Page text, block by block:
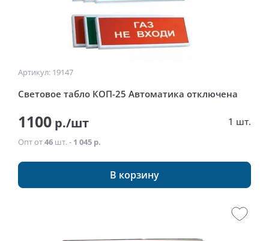
Артикул: 19147
Световое табло КОП-25 Автоматика отключена
1100 р./шт 1 шт.
Опт от46 шт. - 1 045 р.
В корзину